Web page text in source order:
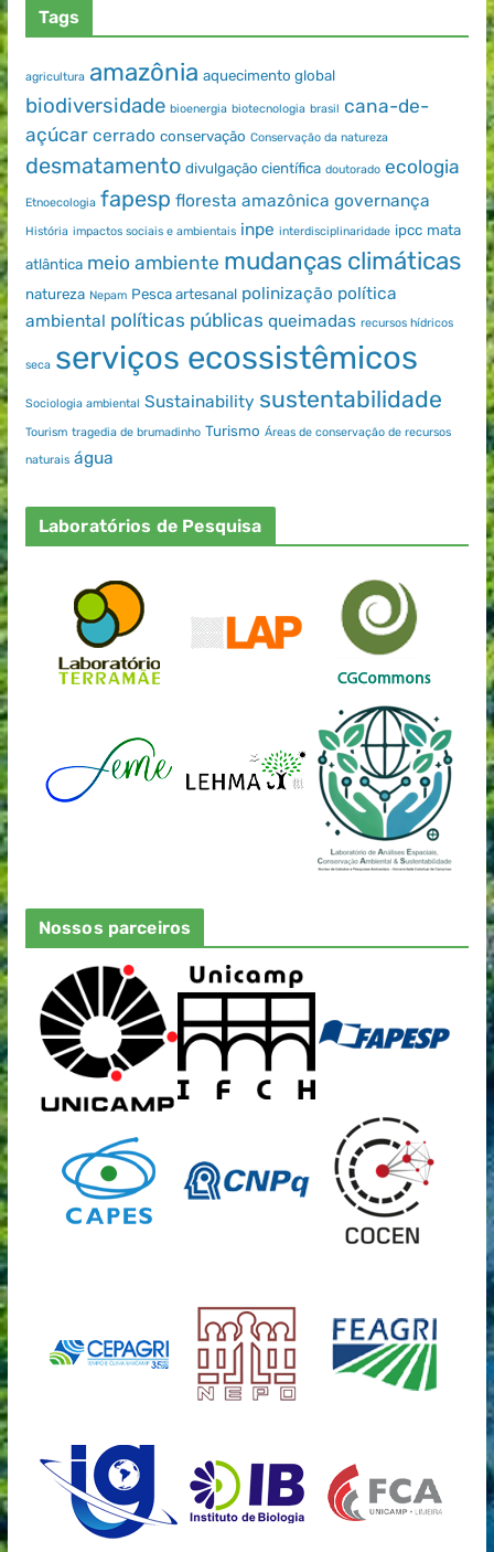
Tags
agricultura amazônia aquecimento global
biodiversidade bioenergia biotecnologia brasil cana-de-
açúcar cerrado conservação Conservação da natureza
desmatamento divulgação científica doutorado ecologia
Etnoecologia fapesp floresta amazônica governança
História impactos sociais e ambientais inpe interdisciplinaridade ipcc mata
atlântica meio ambiente mudanças climáticas
natureza Nepam Pesca artesanal polinização política
ambiental políticas públicas queimadas recursos hídricos
seca serviços ecossistêmicos
Sociologia ambiental Sustainability sustentabilidade
Tourism tragedia de brumadinho Turismo Áreas de conservação de recursos
naturais água
Laboratórios de Pesquisa
Nossos parceiros